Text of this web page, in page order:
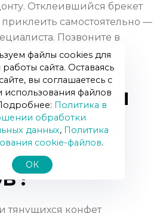
Отклеившийся брекет
самостоятельно —
Позвоните в
инструкциям врача.
продукты
вредны
тянущихся конфет
файлы cookies для
сайта. Оставаясь
вы соглашаетесь с
использования файлов
Политика в
обработки
данных, Политика
сookie-файлов.
ОК